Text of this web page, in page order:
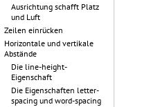
Ausrichtung schafft Platz
und Luft
Zeilen einrücken
Horizontale und vertikale
Abstände
Die line-height-
Eigenschaft
Die Eigenschaften letter-
spacing und word-spacing